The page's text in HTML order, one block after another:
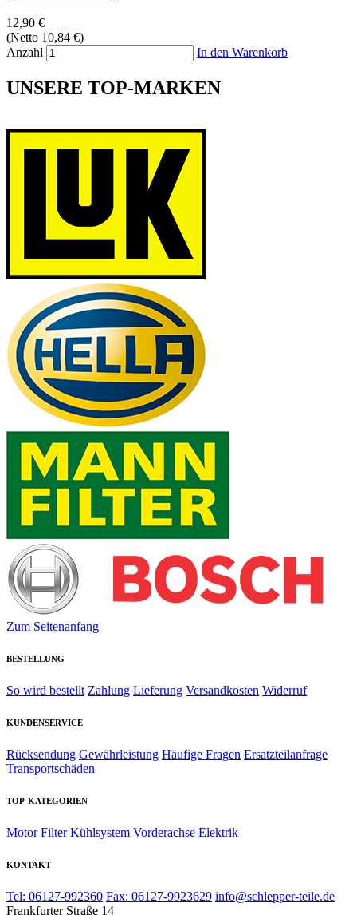
12,90 €
(Netto 10,84 €)
Anzahl
In den Warenkorb
UNSERE TOP-MARKEN
Zum Seitenanfang
BESTELLUNG
So wird bestellt Zahlung Lieferung Versandkosten Widerruf
KUNDENSERVICE
Rücksendung Gewährleistung Häufige Fragen Ersatzteilanfrage
Transportschäden
TOP-KATEGORIEN
Motor Filter Kühlsystem Vorderachse Elektrik
KONTAKT
Tel: 06127-992360 Fax: 06127-9923629 info@schlepper-teile.de
Frankfurter Straße 14